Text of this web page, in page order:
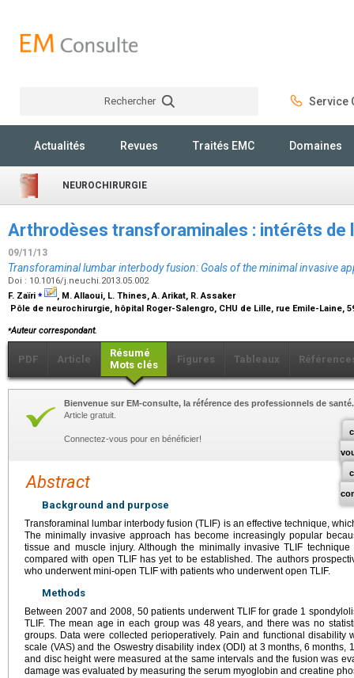
Rechercher Service
Actualités Revues Traités EMC Domaines
NEUROCHIRURGIE
Arthrodèses transforaminales : intérêts de
09/11/13
Transforaminal lumbar interbody fusion: Goals of the minimal invasive
Doi : 10.1016/j.neuchi.2013.05.002
F. Zaïri ⁎
, M. Allaoui, L. Thines, A. Arikat, R. Assaker
Pôle de neurochirurgie, hôpital Roger-Salengro, CHU de Lille, rue Emile-Laine,
⁎Auteur correspondant.
PDF Article
Résumé
Mots clés
Figures Tableaux
Bienvenue sur EM-consulte, la référence des professionnels de santé.
Article gratuit.
Connectez-vous pour en bénéficier!
Abstract
Background and purpose
Transforaminal lumbar interbody fusion (TLIF) is an effective technique,
The minimally invasive approach has become increasingly popular
tissue and muscle injury. Although the minimally invasive TLIF
compared with open TLIF has yet to be established. The authors
who underwent mini-open TLIF with patients who underwent open TLIF.
Methods
Between 2007 and 2008, 50 patients underwent TLIF for grade 1
TLIF. The mean age in each group was 48 years, and there was no
groups. Data were collected perioperatively. Pain and functional disability
scale (VAS) and the Oswestry disability index (ODI) at 3 months, 6 months, 1
and disc height were measured at the same intervals and the fusion was
damage was evaluated by measuring the serum myoglobin and creatine